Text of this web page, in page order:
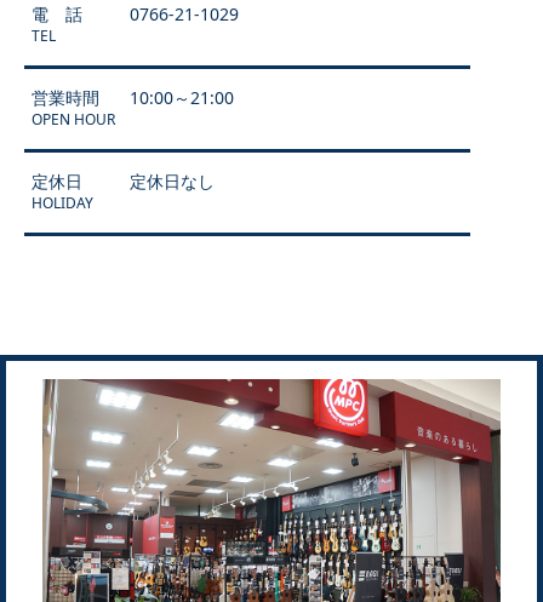
電 話
TEL
0766-21-1029
営業時間
OPEN HOUR
10:00～21:00
定休日
HOLIDAY
定休日なし